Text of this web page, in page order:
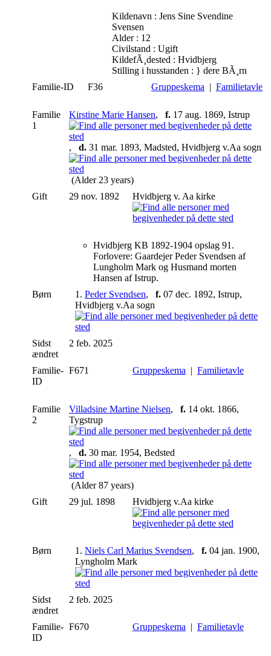
Kildenavn : Jens Sine Svendine
Svensen
Alder : 12
Civilstand : Ugift
KildefÃ¸dested : Hvidbjerg
Stilling i husstanden : } dere BÃ¸rn
Familie-ID
F36 Gruppeskema | Familietavle
Familie
1
Kirstine Marie Hansen, f. 17 aug. 1869, Istrup
, d. 31 mar. 1893, Madsted, Hvidbjerg v.Aa sogn
(Alder 23 years)
Gift
29 nov. 1892 Hvidbjerg v. Aa kirke
Hvidbjerg KB 1892-1904 opslag 91.
Forlovere: Gaardejer Peder Svendsen af
Lungholm Mark og Husmand morten
Hansen af Istrup.
Børn
1. Peder Svendsen, f. 07 dec. 1892, Istrup,
Hvidbjerg v.Aa sogn
Sidst
ændret
2 feb. 2025
Familie-
ID
F671 Gruppeskema | Familietavle
Familie
2
Villadsine Martine Nielsen, f. 14 okt. 1866,
Tygstrup
, d. 30 mar. 1954, Bedsted
(Alder 87 years)
Gift
29 jul. 1898 Hvidbjerg v.Aa kirke
Børn 1. Niels Carl Marius Svendsen, f. 04 jan. 1900,
Lyngholm Mark
Sidst
ændret
2 feb. 2025
Familie-
ID
F670 Gruppeskema | Familietavle